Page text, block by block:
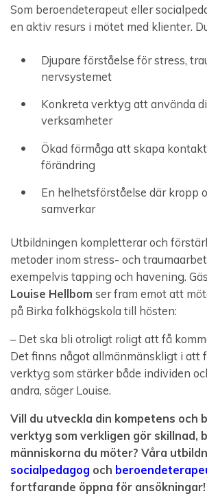
Som beroendeterapeut eller
en aktiv resurs i mötet med klienter.
Djupare förståelse för stress,
nervsystemet
Konkreta verktyg att använda
verksamheter
Ökad förmåga att skapa
förändring
En helhetsförståelse där kropp
samverkar
Utbildningen kompletterar och
metoder inom stress- och
exempelvis tapping och havening.
Louise Hellbom ser fram emot att
på Birka folkhögskola till hösten:
– Det ska bli otroligt roligt att få
Det finns något allmänmänskligt i att
verktyg som stärker både individen
andra, säger Louise.
Vill du utveckla din kompetens och
verktyg som verkligen gör skillnad,
människorna du möter? Våra
socialpedagog och
fortfarande öppna för ansökningar!